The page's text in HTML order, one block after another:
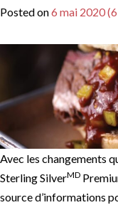
Posted on6 mai 2020
Avec les changements
Sterling SilverMD
source d’informations